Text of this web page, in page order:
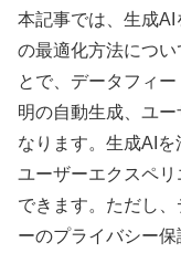
本記事では、生成
の最適化方法につ
とで、データフィ
明の自動生成、ユ
なります。生成AIを
ユーザーエクスペ
できます。ただし
ーのプライバシー